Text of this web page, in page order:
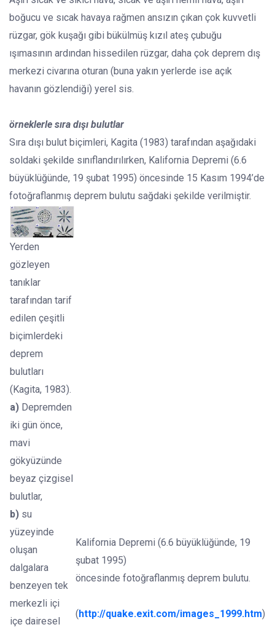
boğucu ve sıcak havaya rağmen ansızın çıkan çok kuvvetli
rüzgar, gök kuşağı gibi bükülmüş kızıl ateş çubuğu
ışımasının ardından hissedilen rüzgar, daha çok deprem dış
merkezi civarına oturan (buna yakın yerlerde ise açık
havanın gözlendiği) yerel sis.
örneklerle sıra dışı bulutlar
Sıra dışı bulut biçimleri, Kagita (1983) tarafından aşağıdaki
soldaki şekilde sınıflandırılırken, Kalifornia Depremi (6.6
büyüklüğünde, 19 şubat 1995) öncesinde 15 Kasım 1994’de
fotoğraflanmış deprem bulutu sağdaki şekilde verilmiştir.
Yerden
gözleyen
tanıklar
tarafından tarif
edilen çeşitli
biçimlerdeki
deprem
bulutları
(Kagita, 1983).
a) Depremden
iki gün önce,
mavi
gökyüzünde
beyaz çizgisel
bulutlar,
b) su
yüzeyinde
oluşan
dalgalara
benzeyen tek
merkezli içi
içe dairesel
Kalifornia Depremi (6.6 büyüklüğünde, 19
şubat 1995)
öncesinde fotoğraflanmış deprem bulutu.
(http://quake.exit.com/images_1999.htm)